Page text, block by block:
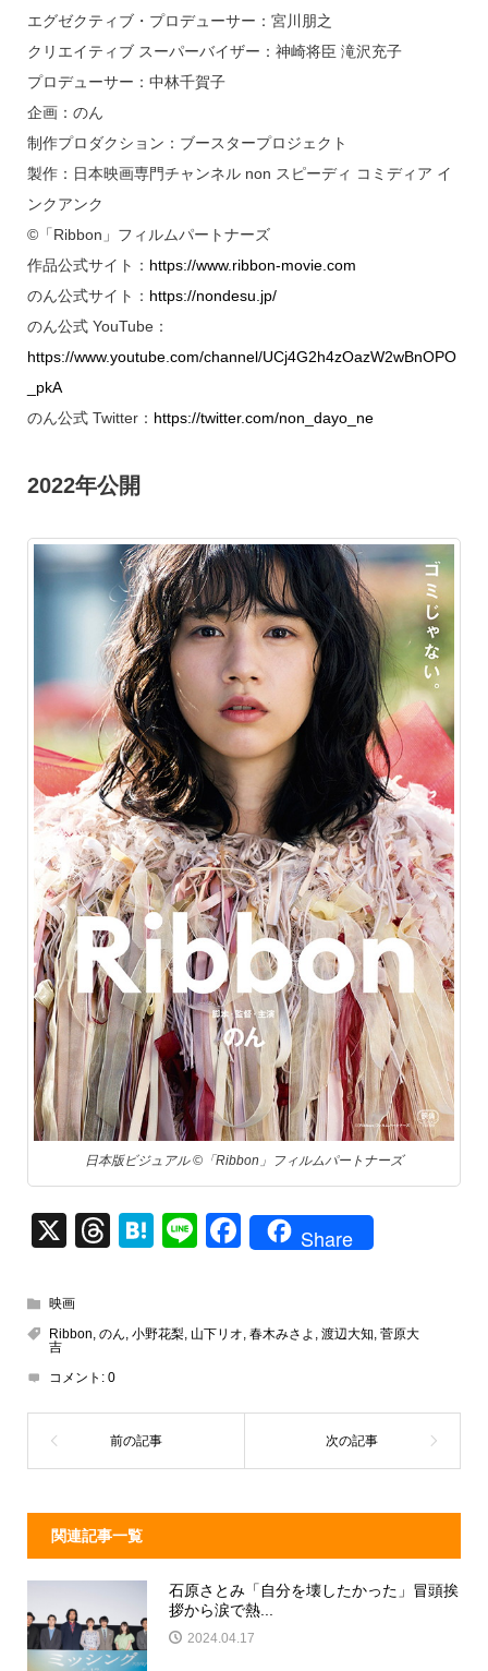
エグゼクティブ・プロデューサー：宮川朋之
クリエイティブ スーパーバイザー：神崎将臣 滝沢充子
プロデューサー：中林千賀子
企画：のん
制作プロダクション：ブースタープロジェクト
製作：日本映画専門チャンネル non スピーディ コミディア イ
ンクアンク
©「Ribbon」フィルムパートナーズ
作品公式サイト： https://www.ribbon-movie.com
のん公式サイト： https://nondesu.jp/
のん公式 YouTube：
https://www.youtube.com/channel/UCj4G2h4zOazW2wBnOPO
_pkA
のん公式 Twitter： https://twitter.com/non_dayo_ne
2022年公開
日本版ビジュアル ©「Ribbon」フィルムパートナーズ
X
T
a
d
s
H
n
Li
F
e
o
k
Share
映画
Ribbon のん 小野花梨, 山下リオ 春木みさよ 渡辺大知 菅原大
吉
コメント: 0
関連記事一覧
石原さとみ「自分を壊したかった」冒頭挨
拶から涙で熱...
2024.04.17